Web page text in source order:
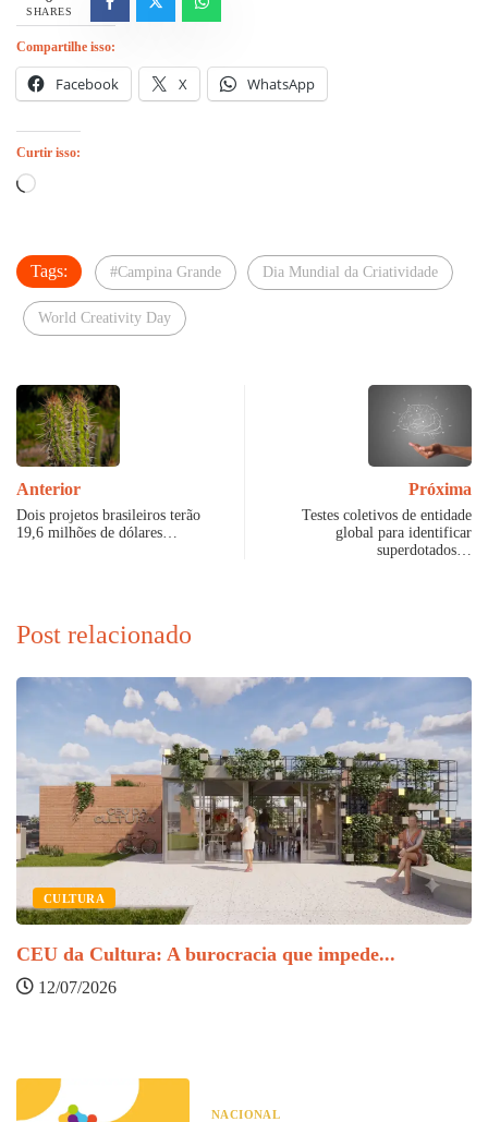
SHARES
Compartilhe isso:
Facebook X WhatsApp
Curtir isso:
Carregando...
Tags: #Campina Grande Dia Mundial da Criatividade
World Creativity Day
Anterior
Dois projetos brasileiros terão
19,6 milhões de dólares…
Próxima
Testes coletivos de entidade
global para identificar
superdotados…
Post relacionado
CULTURA
CEU da Cultura: A burocracia que impede...
12/07/2026
NACIONAL